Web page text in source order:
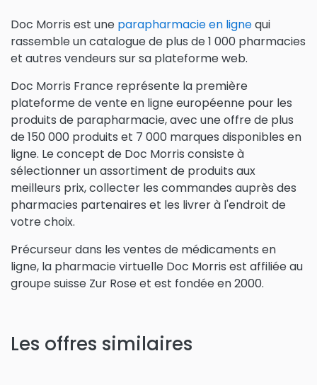
Doc Morris est une parapharmacie en lignequi
rassemble un catalogue de plus de 1 000 pharmacies
et autres vendeurs sur sa plateforme web.
Doc Morris France représente la première
plateforme de vente en ligne européenne pour les
produits de parapharmacie, avec une offre de plus
de 150 000 produits et 7 000 marques disponibles en
ligne. Le concept de Doc Morris consiste à
sélectionner un assortiment de produits aux
meilleurs prix, collecter les commandes auprès des
pharmacies partenaires et les livrer à l'endroit de
votre choix.
Précurseur dans les ventes de médicaments en
ligne, la pharmacie virtuelle Doc Morris est affiliée au
groupe suisse Zur Rose et est fondée en 2000.
Les offres similaires